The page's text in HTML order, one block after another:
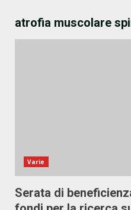
atrofia muscolare
Varie
Serata di